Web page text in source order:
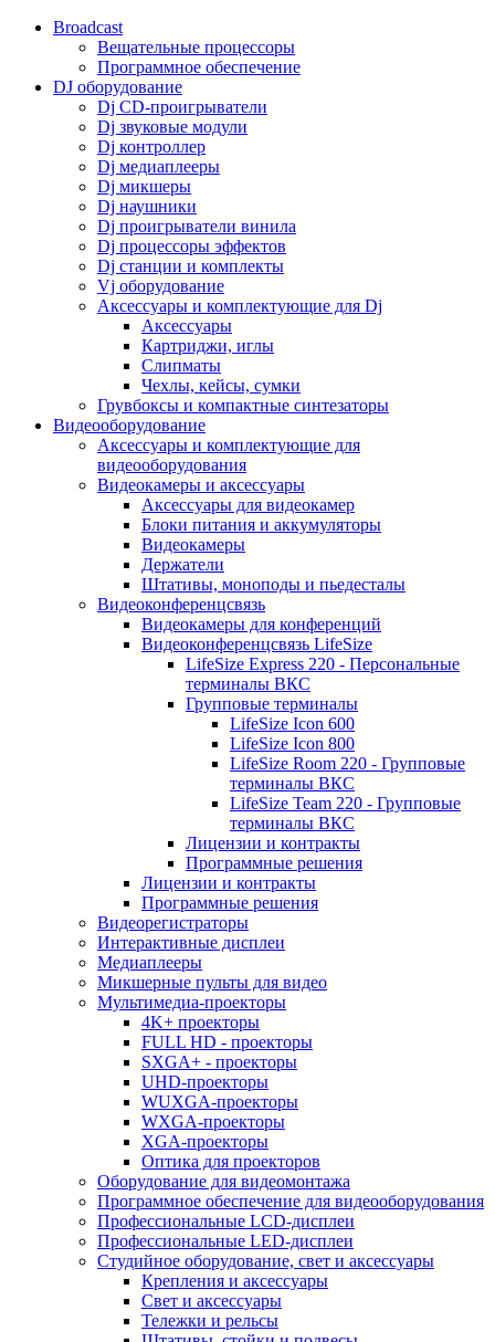
Broadcast
Вещательные процессоры
Программное обеспечение
DJ оборудование
Dj CD-проигрыватели
Dj звуковые модули
Dj контроллер
Dj медиаплееры
Dj микшеры
Dj наушники
Dj проигрыватели винила
Dj процессоры эффектов
Dj станции и комплекты
Vj оборудование
Аксессуары и комплектующие для Dj
Аксессуары
Картриджи, иглы
Слипматы
Чехлы, кейсы, сумки
Грувбоксы и компактные синтезаторы
Видеооборудование
Аксессуары и комплектующие для
видеооборудования
Видеокамеры и аксессуары
Аксессуары для видеокамер
Блоки питания и аккумуляторы
Видеокамеры
Держатели
Штативы, моноподы и пьедесталы
Видеоконференцсвязь
Видеокамеры для конференций
Видеоконференцсвязь LifeSize
LifeSize Express 220 - Персональные
терминалы ВКС
Групповые терминалы
LifeSize Icon 600
LifeSize Icon 800
LifeSize Room 220 - Групповые
терминалы ВКС
LifeSize Team 220 - Групповые
терминалы ВКС
Лицензии и контракты
Программные решения
Лицензии и контракты
Программные решения
Видеорегистраторы
Интерактивные дисплеи
Медиаплееры
Микшерные пульты для видео
Мультимедиа-проекторы
4K+ проекторы
FULL HD - проекторы
SXGA+ - проекторы
UHD-проекторы
WUXGA-проекторы
WXGA-проекторы
XGA-проекторы
Оптика для проекторов
Оборудование для видеомонтажа
Программное обеспечение для видеооборудования
Профессиональные LCD-дисплеи
Профессиональные LED-дисплеи
Студийное оборудование, свет и аксессуары
Крепления и аксессуары
Свет и аксессуары
Тележки и рельсы